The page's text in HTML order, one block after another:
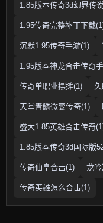
1.85版本传奇3d幻界传
1.95传奇完整补丁下载
沉默1.95传奇手游(1)
1.95版本神龙合击传奇
传奇单职业摆摊(1)
天堂青鳞微变传奇(1)
盛大1.85英雄合击传奇
1.85版本传奇3d国际版
传奇仙皇合击(1) 龙
传奇英雄怎么合击(1)